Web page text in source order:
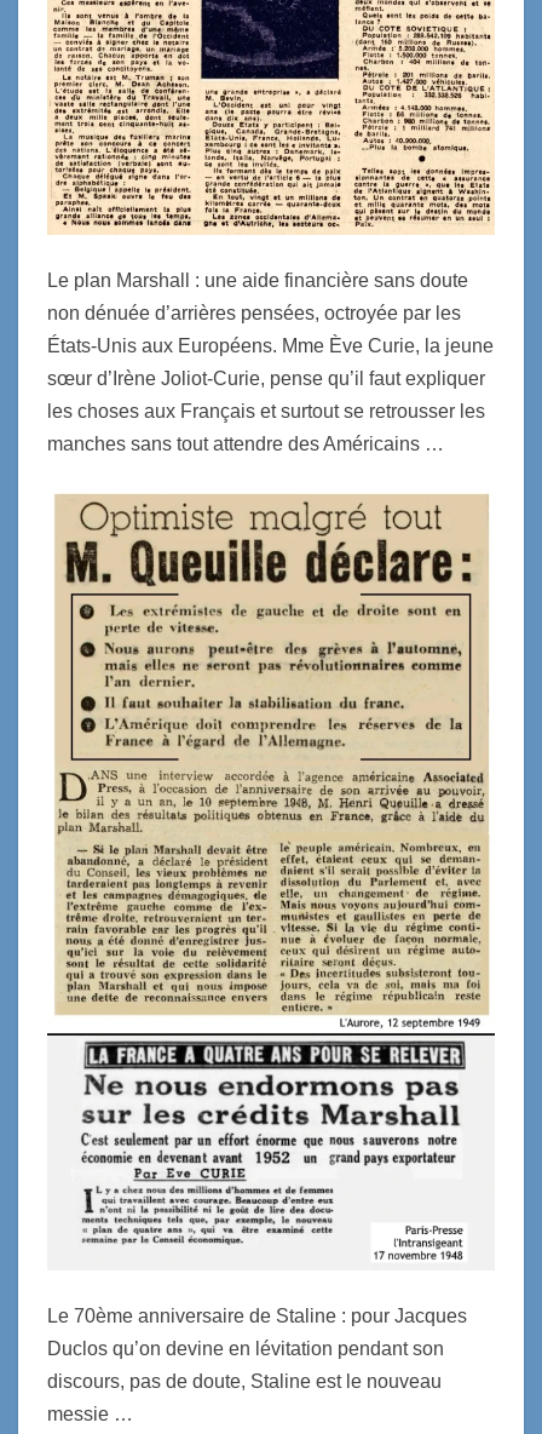
Le plan Marshall : une aide financière sans doute
non dénuée d’arrières pensées, octroyée par les
États-Unis aux Européens. Mme Ève Curie, la jeune
sœur d’Irène Joliot-Curie, pense qu’il faut expliquer
les choses aux Français et surtout se retrousser les
manches sans tout attendre des Américains …
Le 70ème anniversaire de Staline : pour Jacques
Duclos qu’on devine en lévitation pendant son
discours, pas de doute, Staline est le nouveau
messie …